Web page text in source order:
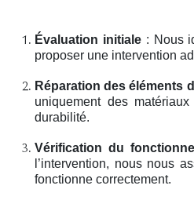
Évaluation initiale: Nous
proposer une intervention
Réparation des éléments
uniquement des
durabilité.
Vérification du
l’intervention, nous nous
fonctionne correctement.